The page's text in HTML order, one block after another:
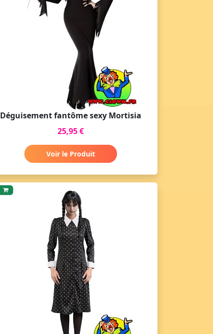
Déguisement fantôme sexy Mortisia
25,95 €
Voir le Produit